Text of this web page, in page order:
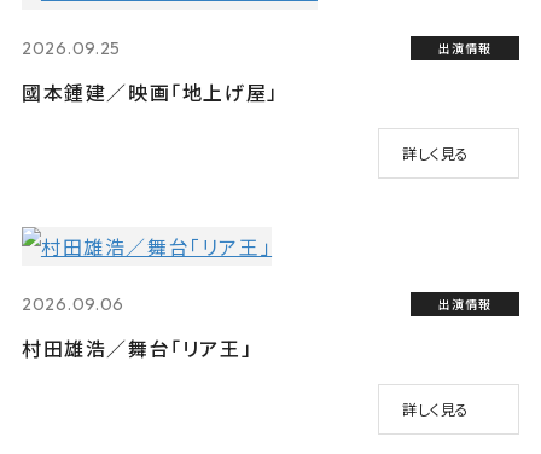
2026.09.25 出演情報
國本鍾建／映画「地上げ屋」
詳しく見る
2026.09.06 出演情報
村田雄浩／舞台「リア王」
詳しく見る